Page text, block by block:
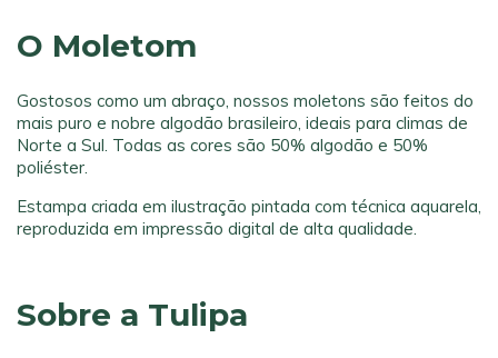
O Moletom
Gostosos como um abraço, nossos moletons são feitos do
mais puro e nobre algodão brasileiro, ideais para climas de
Norte a Sul. Todas as cores são 50% algodão e 50%
poliéster.
Estampa criada em ilustração pintada com técnica aquarela,
reproduzida em impressão digital de alta qualidade.
Sobre a Tulipa